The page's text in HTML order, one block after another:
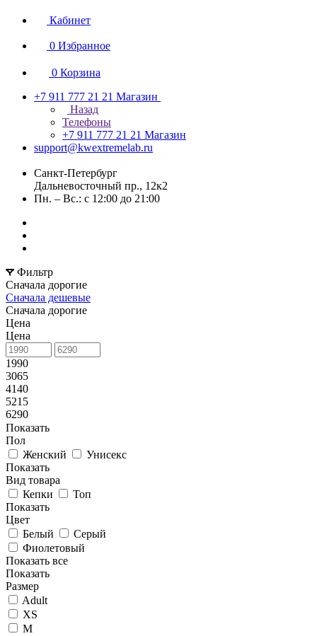
Кабинет
0 Избранное
0 Корзина
+7 911 777 21 21 Магазин
Назад
Телефоны
+7 911 777 21 21 Магазин
support@kwextremelab.ru
Санкт-Петербург
Дальневосточный пр., 12к2
Пн. – Вс.: с 12:00 до 21:00
Фильтр
Сначала дорогие
Сначала дешевые
Сначала дорогие
Цена
Цена
1990
3065
4140
5215
6290
Показать
Пол
Женский
Унисекс
Показать
Вид товара
Кепки
Топ
Показать
Цвет
Белый
Серый
Фиолетовый
Показать все
Показать
Размер
Adult
XS
M